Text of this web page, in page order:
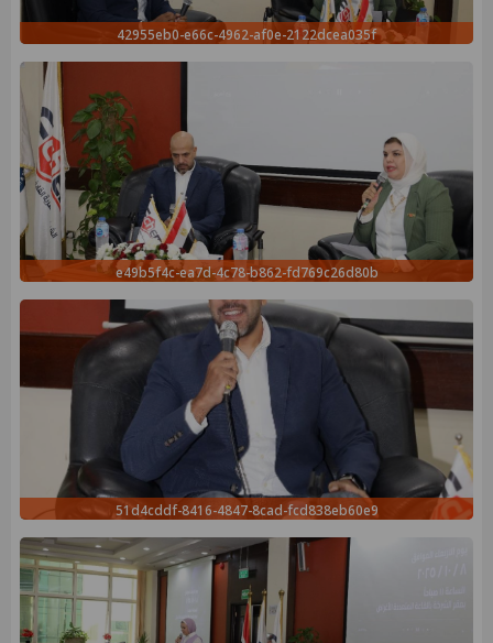
42955eb0-e66c-4962-af0e-2122dcea035f
e49b5f4c-ea7d-4c78-b862-fd769c26d80b
51d4cddf-8416-4847-8cad-fcd838eb60e9